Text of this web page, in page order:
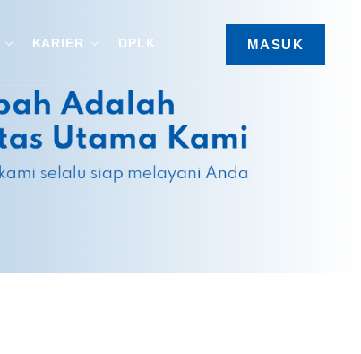
KARIER DPLK MASUK